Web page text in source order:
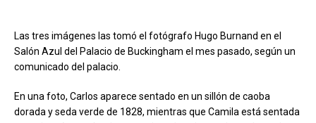
Las tres imágenes las tomó el fotógrafo Hugo Burnand en el
Salón Azul del Palacio de Buckingham el mes pasado, según un
comunicado del palacio.
En una foto, Carlos aparece sentado en un sillón de caoba
dorada y seda verde de 1828, mientras que Camila está sentada